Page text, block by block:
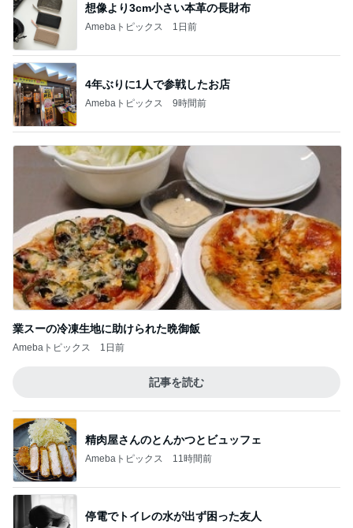
想像より3cm小さい本革の長財布
Amebaトピックス 1日前
4年ぶりに1人で参戦したお店
Amebaトピックス 9時間前
業スーの冷凍生地に助けられた晩御飯
Amebaトピックス 1日前
記事を読む
精肉屋さんのとんかつとビュッフェ
Amebaトピックス 11時間前
停電でトイレの水が出ず困った友人